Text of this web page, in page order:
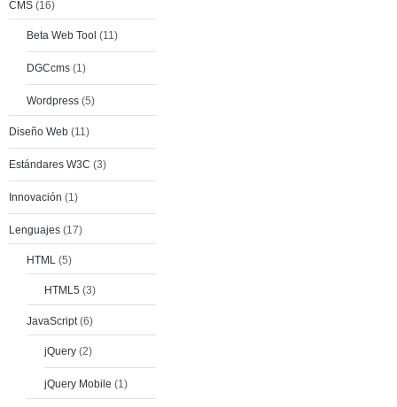
CMS (16)
Beta Web Tool (11)
DGCcms (1)
Wordpress (5)
Diseño Web (11)
Estándares W3C (3)
Innovación (1)
Lenguajes (17)
HTML (5)
HTML5 (3)
JavaScript (6)
jQuery (2)
jQuery Mobile (1)